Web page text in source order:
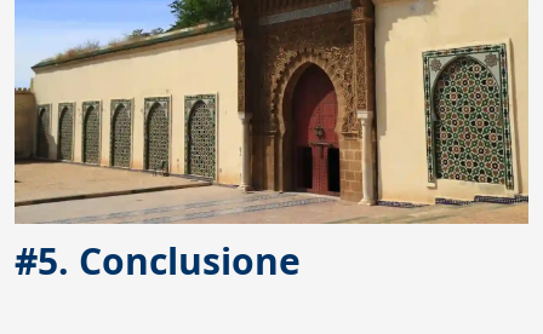
#5. Conclusione